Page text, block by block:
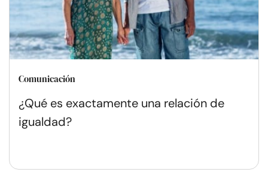
Comunicación
¿Qué es exactamente una relación de
igualdad?